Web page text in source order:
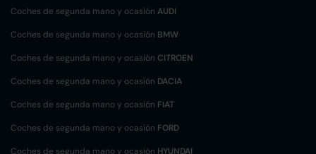
Coches de segunda mano y ocasión AUDI
Coches de segunda mano y ocasión BMW
Coches de segunda mano y ocasión CITROEN
Coches de segunda mano y ocasión DACIA
Coches de segunda mano y ocasión FIAT
Coches de segunda mano y ocasión FORD
Coches de segunda mano y ocasión HYUNDAI